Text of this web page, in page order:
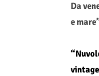
Da
e